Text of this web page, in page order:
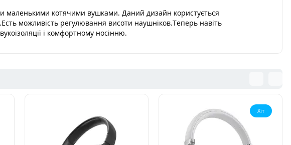
маленькими котячими вушками. Даний дизайн користується
можливість регулювання висоти наушніков.Теперь навіть
і комфортному носінню.
Хіт